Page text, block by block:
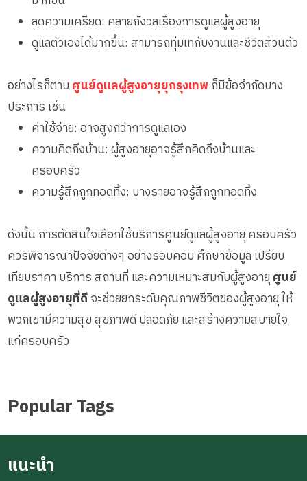
ลดความเครียด: คลายกังวลเรื่องการดูแลผู้สูงอายุ
ดูแลตัวเองได้มากขึ้น: สามารถทุ่มเทกับงานและชีวิตส่วนตัว
อย่างไรก็ตาม ศูนย์ดูแลผู้สูงอายุยุกรุงเทพ ก็มีข้อจำกัดบาง
ประการ เช่น
ค่าใช้จ่าย: อาจสูงกว่าการดูแลเอง
ความคิดถึงบ้าน: ผู้สูงอายุอาจรู้สึกคิดถึงบ้านและ
ครอบครัว
ความรู้สึกถูกทอดทิ้ง: บางรายอาจรู้สึกถูกทอดทิ้ง
ดังนั้น การตัดสินใจเลือกใช้บริการศูนย์ดูแลผู้สูงอายุ ครอบครัว
ควรพิจารณาปัจจัยต่างๆ อย่างรอบคอบ ศึกษาข้อมูล เปรียบ
เทียบราคา บริการ สถานที่ และความเหมาะสมกับผู้สูงอายุศูนย์
ดูแลผู้สูงอายุที่ดีจะช่วยยกระดับคุณภาพชีวิตของผู้สูงอายุ ให้
พวกเขามีความสุข สุขภาพดี ปลอดภัย และสร้างความสบายใจ
แก่ครอบครัว
Popular Tags
แนะนำ